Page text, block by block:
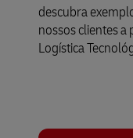
descubra
nossos clientes
Logística